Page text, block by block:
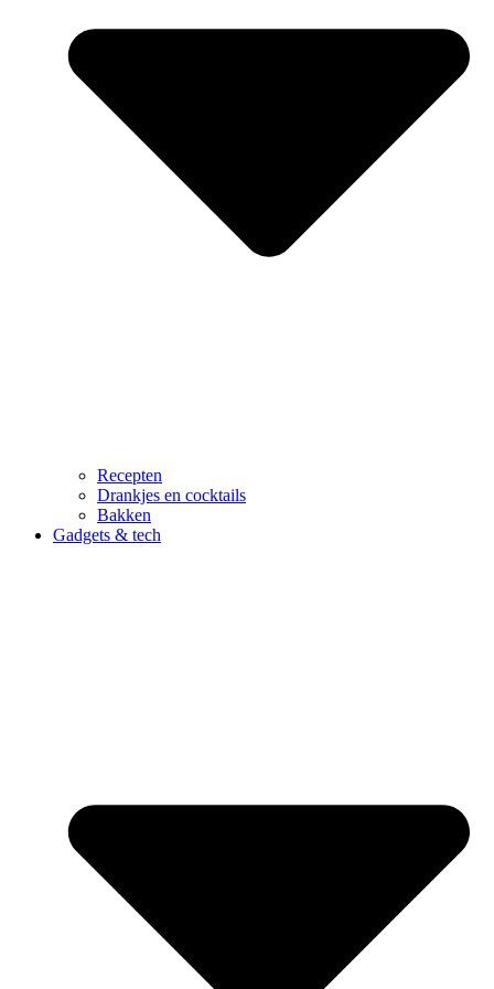
Recepten
Drankjes en cocktails
Bakken
Gadgets & tech